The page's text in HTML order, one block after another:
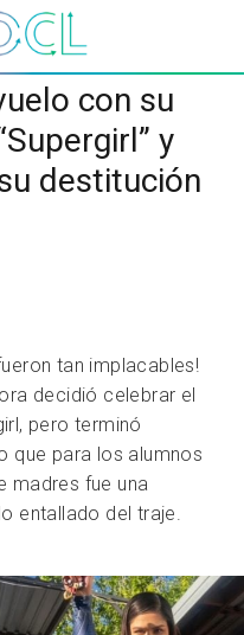
con su
y
destitución
tan implacables!
decidió celebrar el
pero terminó
que para los alumnos
madres fue una
entallado del traje.